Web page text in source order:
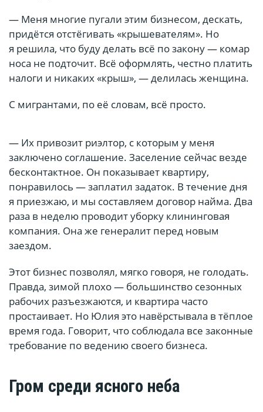
— Меня многие пугали этим бизнесом, дескать,
придётся отстёгивать «крышевателям». Но
я решила, что буду делать всё по закону — комар
носа не подточит. Всё оформлять, честно платить
налоги и никаких «крыш», — делилась женщина.
С мигрантами, по её словам, всё просто.
— Их привозит риэлтор, с которым у меня
заключено соглашение. Заселение сейчас везде
бесконтактное. Он показывает квартиру,
понравилось — заплатил задаток. В течение дня
я приезжаю, и мы составляем договор найма. Два
раза в неделю проводит уборку клининговая
компания. Она же генералит перед новым
заездом.
Этот бизнес позволял, мягко говоря, не голодать.
Правда, зимой плохо — большинство сезонных
рабочих разъезжаются, и квартира часто
простаивает. Но Юлия это навёрстывала в тёплое
время года. Говорит, что соблюдала все законные
требование по ведению своего бизнеса.
Гром среди ясного неба